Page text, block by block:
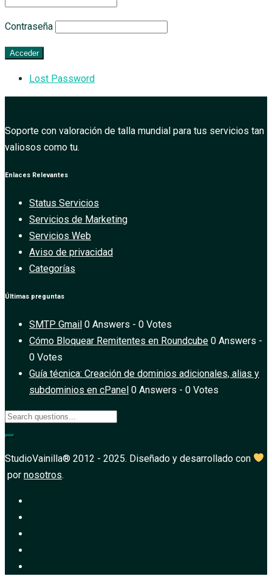
Contraseña
Lost Password
Soporte con valoración de talla mundial para tus servicios tan
valiosos como tu.
Enlaces Relevantes
Status Servicios
Servicios de Marketing
Servicios Web
Aviso de privacidad
Categorías
Últimas preguntas
SMTP Gmail 0 Answers - 0 Votes
Cómo Bloquear Remitentes en Roundcube 0 Answers -
0 Votes
Guía técnica: Creación de dominios adicionales, alias y
subdominios en cPanel 0 Answers - 0 Votes
StudioVainilla® 2012 - 2025. Diseñado y desarrollado con
por nosotros.